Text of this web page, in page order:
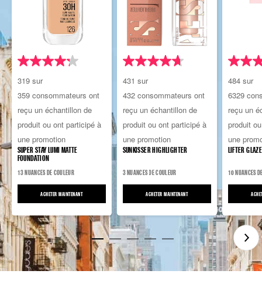
4.2
sur
5
étoiles.
359
avis
319 sur
359 consommateurs ont
reçu un échantillon de
produit ou ont participé à
une promotion
SUPER STAY LUMI MATTE
FOUNDATION
13 NUANCES DE COULEUR
ACHETER MAINTENANTSUPER STAY LUMI MATTE FOUNDATION
4.7
sur
5
étoiles.
432
avis
431 sur
432 consommateurs ont
reçu un échantillon de
produit ou ont participé à
une promotion
SUNKISSER HIGHLIGHTER
3 NUANCES DE COULEUR
ACHETER MAINTENANTSUNKISSER HIGHLIGHTER
4.7
sur
5
étoiles.
6329
avis
484 sur
6329
reçu un
produit
une
LIFTER
10 NUANCES